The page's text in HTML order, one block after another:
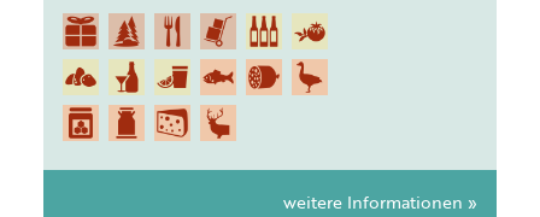
weitere Informationen »